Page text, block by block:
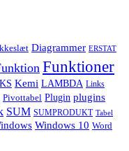
Diagrammer ERSTAT
Funktioner
Kemi LAMBDA Links
Pivottabel Plugin plugins
SUM SUMPRODUKT Tabel
Windows 10 Word